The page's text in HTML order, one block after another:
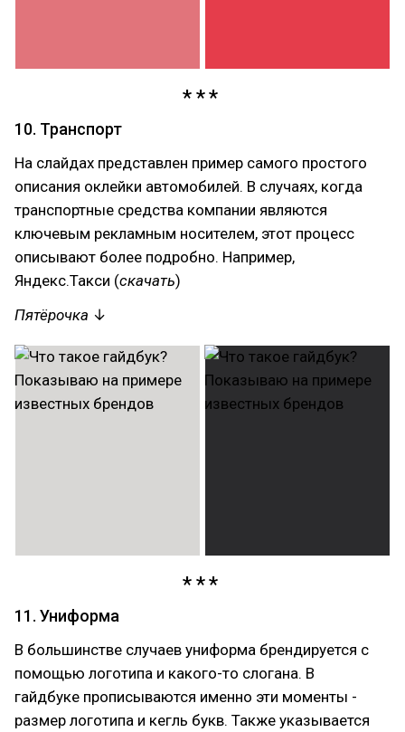
10. Транспорт
На слайдах представлен пример самого простого
описания оклейки автомобилей. В случаях, когда
транспортные средства компании являются
ключевым рекламным носителем, этот процесс
описывают более подробно. Например,
Яндекс.Такси (скачать)
Пятёрочка ↓
11. Униформа
В большинстве случаев униформа брендируется с
помощью логотипа и какого-то слогана. В
гайдбуке прописываются именно эти моменты -
размер логотипа и кегль букв. Также указывается